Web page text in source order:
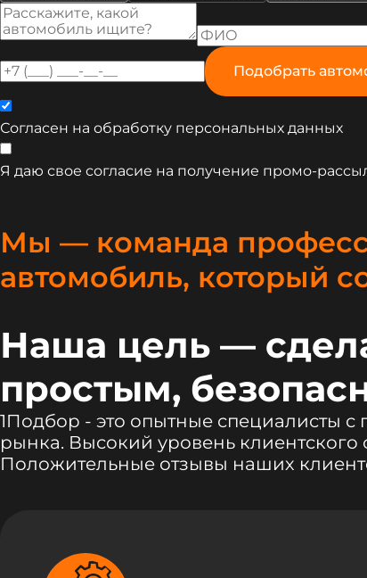
Подобрать
Согласен на обработку персональных данных
Я даю свое согласие на получение промо-
Мы — команда
автомобиль, который
Наша цель —
простым,
1Подбор - это опытные специалисты
рынка. Высокий уровень
Положительные отзывы наших